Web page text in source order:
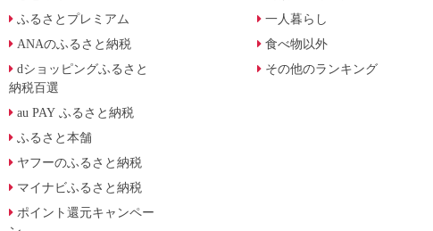
ふるさとプレミアム
ANAのふるさと納税
dショッピングふるさと
納税百選
au PAY ふるさと納税
ふるさと本舗
ヤフーのふるさと納税
マイナビふるさと納税
ポイント還元キャンペー
一人暮らし
食べ物以外
その他のランキング